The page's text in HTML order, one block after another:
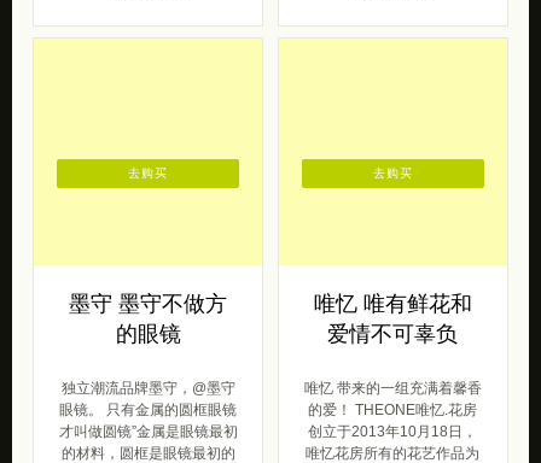
墨守 墨守不做方
的眼镜
独立潮流品牌墨守，@墨守
眼镜。 只有金属的圆框眼镜
才叫做圆镜”金属是眼镜最初
的材料，圆框是眼镜最初的
去购买
唯忆 唯有鲜花和
爱情不可辜负
唯忆 带来的一组充满着馨香
的爱！ THEONE唯忆.花房
创立于2013年10月18日，
唯忆花房所有的花艺作品为
去购买